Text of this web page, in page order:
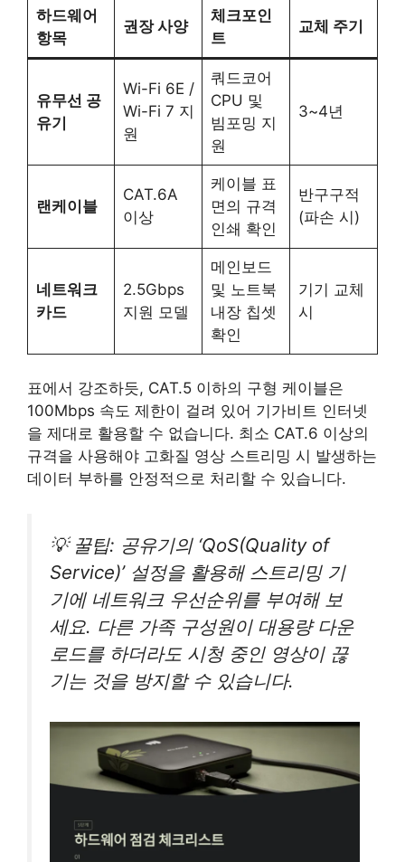
하드웨어
항목
권장 사양
체크포인
트
교체 주기
유무선 공
유기
Wi-Fi 6E /
Wi-Fi 7 지
원
쿼드코어
CPU 및
빔포밍 지
원
3~4년
랜케이블
CAT.6A
이상
케이블 표
면의 규격
인쇄 확인
반구구적
(파손 시)
네트워크
카드
2.5Gbps
지원 모델
메인보드
및 노트북
내장 칩셋
확인
기기 교체
시
표에서 강조하듯, CAT.5 이하의 구형 케이블은
100Mbps 속도 제한이 걸려 있어 기가비트 인터넷
을 제대로 활용할 수 없습니다. 최소 CAT.6 이상의
규격을 사용해야 고화질 영상 스트리밍 시 발생하는
데이터 부하를 안정적으로 처리할 수 있습니다.
💡 꿀팁: 공유기의 ‘QoS(Quality of
Service)’ 설정을 활용해 스트리밍 기
기에 네트워크 우선순위를 부여해 보
세요. 다른 가족 구성원이 대용량 다운
로드를 하더라도 시청 중인 영상이 끊
기는 것을 방지할 수 있습니다.